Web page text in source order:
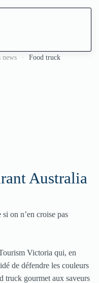
news
Food truck
Australia
on n’en croise pas
Victoria qui, en
de défendre les couleurs
truck gourmet aux saveurs